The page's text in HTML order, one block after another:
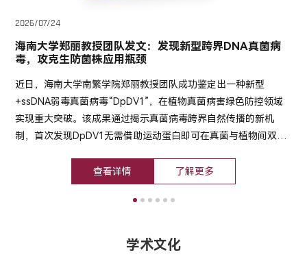
2026/07/24
海南大学郑丽教授团队发文：发现新型跨界DNA真菌病
毒，攻克生防菌株应用瓶颈
近日，海南大学南繁学院郑丽教授团队成功鉴定出一种新型
+ssDNA弱毒真菌病毒“DpDV1”，在植物真菌病害绿色防控领域
实现重大突破。该成果通过揭示真菌病毒跨界自然传播的新机
制，首次发现DpDV1无需借助运动蛋白即可在真菌与植物间双向
功能，解决了传统生防菌株受真菌营养体不亲和性制约、难以规
模化应用的核心痛点，为可持续农业病害综合治理提供了全新解
查看详情 了解更多
学术文化